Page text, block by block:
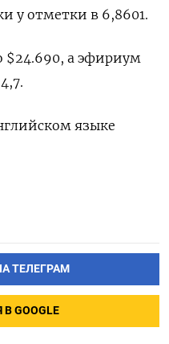
у отметки в 6,8601.
$24.690, а эфириум
языке
ТЕЛЕГРАМ
GOOGLE